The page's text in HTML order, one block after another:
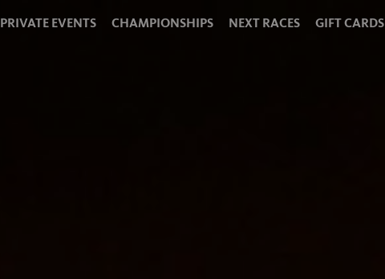
PRIVATE EVENTS CHAMPIONSHIPS NEXT RACES GIFT CARDS